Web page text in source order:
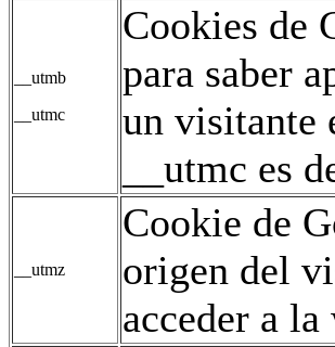
__utmb
__utmc
Cookies de
para saber
un visitante
__utmc es
__utmz
Cookie de
origen del
acceder a